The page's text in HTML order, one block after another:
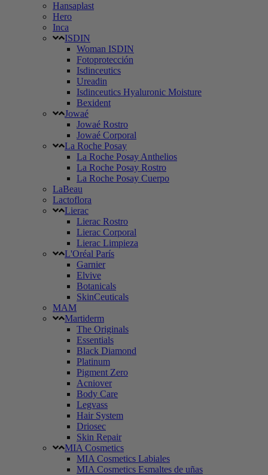
Hansaplast
Hero
Inca
ISDIN
Woman ISDIN
Fotoprotección
Isdinceutics
Ureadin
Isdinceutics Hyaluronic Moisture
Bexident
Jowaé
Jowaé Rostro
Jowaé Corporal
La Roche Posay
La Roche Posay Anthelios
La Roche Posay Rostro
La Roche Posay Cuerpo
LaBeau
Lactoflora
Lierac
Lierac Rostro
Lierac Corporal
Lierac Limpieza
L'Oréal París
Garnier
Elvive
Botanicals
SkinCeuticals
MAM
Martiderm
The Originals
Essentials
Black Diamond
Platinum
Pigment Zero
Acniover
Body Care
Legvass
Hair System
Driosec
Skin Repair
MIA Cosmetics
MIA Cosmetics Labiales
MIA Cosmetics Esmaltes de uñas